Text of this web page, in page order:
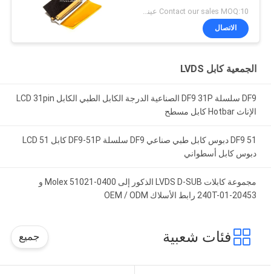
الطبية
الاتصال
الجمعية كابل LVDS
DF9 سلسلة DF9 31P الصناعية الدرجة الكابل الطبي الكابل LCD 31pin
الإناث Hotbar كابل مسطح
DF9 51 دبوس كابل طبي صناعي DF9 سلسلة DF9-51P كابل LCD 51
دبوس كابل أسطواني
مجموعة كابلات LVDS D-SUB الذكور إلى Molex 51021-0400 و
20453-240T-01 رابط الأسلاك OEM / ODM
فئات شعبية جميع